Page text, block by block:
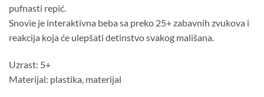
pufnasti repić.
Snovie je interaktivna beba sa preko 25+ zabavnih zvukova i
reakcija koja će ulepšati detinstvo svakog mališana.
Uzrast: 5+
Materijal: plastika, materijal